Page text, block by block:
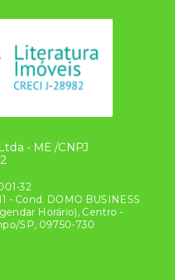
- ME /CNPJ
32
- Cond. DOMO BUSINESS
Horário), Centro -
SP, 09750-730